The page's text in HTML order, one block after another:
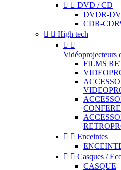
  DVD / CD
DVDR-
CDR-
  High tech
 
Vidéoprojecteurs
FILMS
  Enceintes
  Casques /
CASQUE